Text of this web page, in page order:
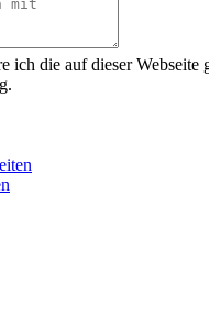
ich die auf dieser Webseite